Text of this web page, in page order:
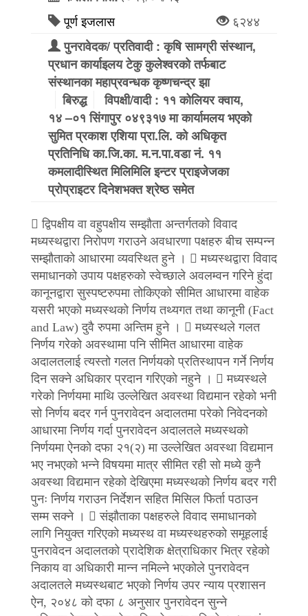
पूर्ण इजलास
६२४४
पुनरावेदक/ प्रतिवादी : कृषि सामग्री संस्थान,
प्रधान कार्याइलय टेकु कुलेश्वरको तर्फबाट
संस्थानका महाप्रवन्धक कृष्णचन्द्र झा
बिरुद्ध
विपक्षी/वादी : ११ कोलियर क्वाय,
१४ –०१ सिंगापुर ०४९३१७ मा कार्यामलय भएको
सुमित प्रकाश एशिया प्रा.लि. को अधिकृत
प्रतिनिधि का.जि.का. म.न.पा.वडा नं. ११
कमलादीस्थित मिलिमिलि इन्टर प्राइजेजका
प्रोप्राइटर दिनेशभक्त श्रेष्ठ समेत
 द्विपक्षीय वा वहुपक्षीय सम्झौता अन्तर्गतको विवाद
मध्यस्थद्वारा निरोपण गराउने अवधारणा पक्षहरु बीच सम्पन्न
सम्झौताको आधारमा व्यवस्थित हुने ।  मध्यस्थद्वारा विवाद
समाधानको उपाय पक्षहरुको स्वेच्छाले अवलम्वन गरिने हुंदा
कानूनद्वारा सुस्पष्टरुपमा तोकिएको सीमित आधारमा वाहेक
यसरी भएको मध्यस्थको निर्णय तथ्यगत तथा कानूनी (Fact
and Law) दुवै रुपमा अन्तिम हुने ।  मध्यस्थले गलत
निर्णय गरेको अवस्थामा पनि सीमित आधारमा वाहेक
अदालतलाई त्यस्तो गलत निर्णयको प्रतिस्थापन गर्ने निर्णय
दिन सक्ने अधिकार प्रदान गरिएको नहुने ।  मध्यस्थले
गरेको निर्णयमा माथि उल्लेखित अवस्था विद्यमान रहेको भनी
सो निर्णय बदर गर्न पुनरावेदन अदालतमा परेको निवेदनको
आधारमा निर्णय गर्दा पुनरावेदन अदालतले मध्यस्थको
निर्णयमा ऐनको दफा २१(२) मा उल्लेखित अवस्था विद्यमान
भए नभएको भन्ने विषयमा मात्र सीमित रही सो मध्ये कुनै
अवस्था विद्यमान रहेको देखिएमा मध्यस्थको निर्णय बदर गरी
पुनः निर्णय गराउन निर्देशन सहित मिसिल फिर्ता पठाउन
सम्म सक्ने ।  संझौताका पक्षहरुले विवाद समाधानको
लागि नियुक्त गरिएको मध्यस्थ वा मध्यस्थहरुको समूहलाई
पुनरावेदन अदालतको प्रादेशिक क्षेत्राधिकार भित्र रहेको
निकाय वा अधिकारी मान्न नमिल्ने भएकोले पुनरावेदन
अदालतले मध्यस्थबाट भएको निर्णय उपर न्याय प्रशासन
ऐन, २०४८ को दफा ८ अनुसार पुनरावेदन सुन्ने